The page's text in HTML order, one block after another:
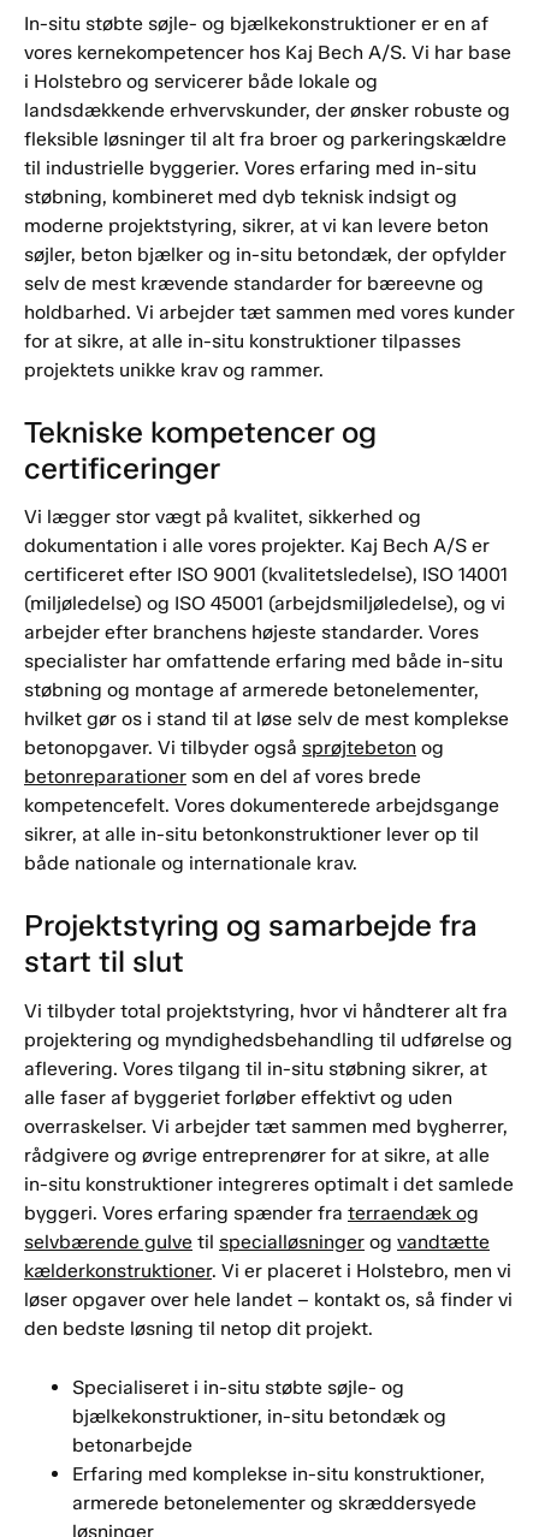
In-situ støbte søjle- og bjælkekonstruktioner er en af
vores kernekompetencer hos Kaj Bech A/S. Vi har base
i Holstebro og servicerer både lokale og
landsdækkende erhvervskunder, der ønsker robuste og
fleksible løsninger til alt fra broer og parkeringskældre
til industrielle byggerier. Vores erfaring med in-situ
støbning, kombineret med dyb teknisk indsigt og
moderne projektstyring, sikrer, at vi kan levere beton
søjler, beton bjælker og in-situ betondæk, der opfylder
selv de mest krævende standarder for bæreevne og
holdbarhed. Vi arbejder tæt sammen med vores kunder
for at sikre, at alle in-situ konstruktioner tilpasses
projektets unikke krav og rammer.
Tekniske kompetencer og
certificeringer
Vi lægger stor vægt på kvalitet, sikkerhed og
dokumentation i alle vores projekter. Kaj Bech A/S er
certificeret efter ISO 9001 (kvalitetsledelse), ISO 14001
(miljøledelse) og ISO 45001 (arbejdsmiljøledelse), og vi
arbejder efter branchens højeste standarder. Vores
specialister har omfattende erfaring med både in-situ
støbning og montage af armerede betonelementer,
hvilket gør os i stand til at løse selv de mest komplekse
betonopgaver. Vi tilbyder også sprøjtebeton og
betonreparationer som en del af vores brede
kompetencefelt. Vores dokumenterede arbejdsgange
sikrer, at alle in-situ betonkonstruktioner lever op til
både nationale og internationale krav.
Projektstyring og samarbejde fra
start til slut
Vi tilbyder total projektstyring, hvor vi håndterer alt fra
projektering og myndighedsbehandling til udførelse og
aflevering. Vores tilgang til in-situ støbning sikrer, at
alle faser af byggeriet forløber effektivt og uden
overraskelser. Vi arbejder tæt sammen med bygherrer,
rådgivere og øvrige entreprenører for at sikre, at alle
in-situ konstruktioner integreres optimalt i det samlede
byggeri. Vores erfaring spænder fra terraendæk og
selvbærende gulve til specialløsninger og vandtætte
kælderkonstruktioner. Vi er placeret i Holstebro, men vi
løser opgaver over hele landet – kontakt os, så finder vi
den bedste løsning til netop dit projekt.
Specialiseret i in-situ støbte søjle- og
bjælkekonstruktioner, in-situ betondæk og
betonarbejde
Erfaring med komplekse in-situ konstruktioner,
armerede betonelementer og skræddersyede
løsninger